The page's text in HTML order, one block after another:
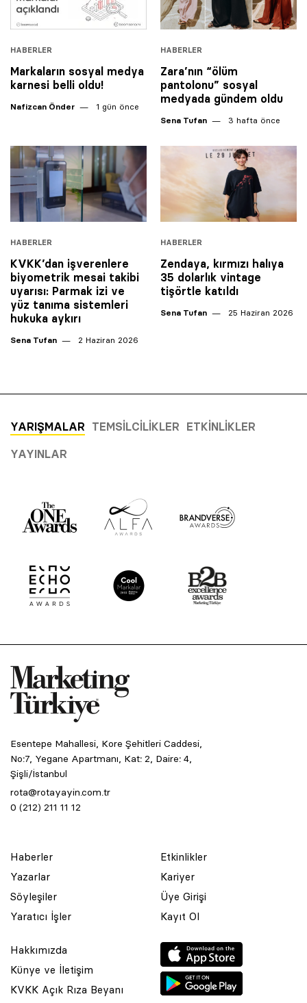
HABERLER
Markaların sosyal medya
karnesi belli oldu!
Nafizcan Önder 1 gün önce
HABERLER
Zara’nın “ölüm
pantolonu” sosyal
medyada gündem oldu
Sena Tufan 3 hafta önce
HABERLER
KVKK’dan işverenlere
biyometrik mesai takibi
uyarısı: Parmak izi ve
yüz tanıma sistemleri
hukuka aykırı
Sena Tufan 2 Haziran 2026
HABERLER
Zendaya, kırmızı halıya
35 dolarlık vintage
tişörtle katıldı
Sena Tufan 25 Haziran 2026
YARIŞMALAR TEMSILCILIKLER ETKINLIKLER
YAYINLAR
Esentepe Mahallesi, Kore Şehitleri Caddesi,
No:7, Yegane Apartmanı, Kat: 2, Daire: 4,
Şişli/İstanbul
rota@rotayayin.com.tr
0 (212) 211 11 12
Haberler
Yazarlar
Söyleşiler
Yaratıcı İşler
Etkinlikler
Kariyer
Üye Girişi
Kayıt Ol
Hakkımızda
Künye ve İletişim
KVKK Açık Rıza Beyanı